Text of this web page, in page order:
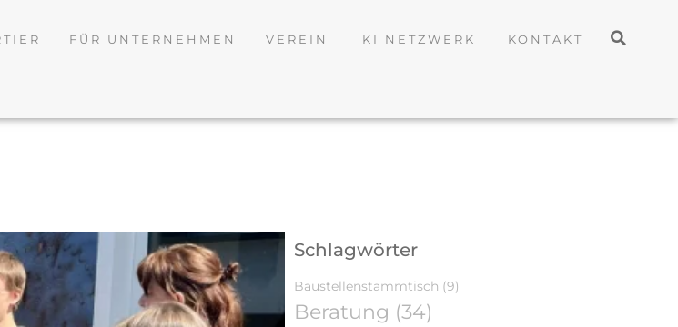
FÜR UNTERNEHMEN VEREIN KI NETZWERK KONTAKT
Schlagwörter
Baustellenstammtisch (9)
Beratung (34)